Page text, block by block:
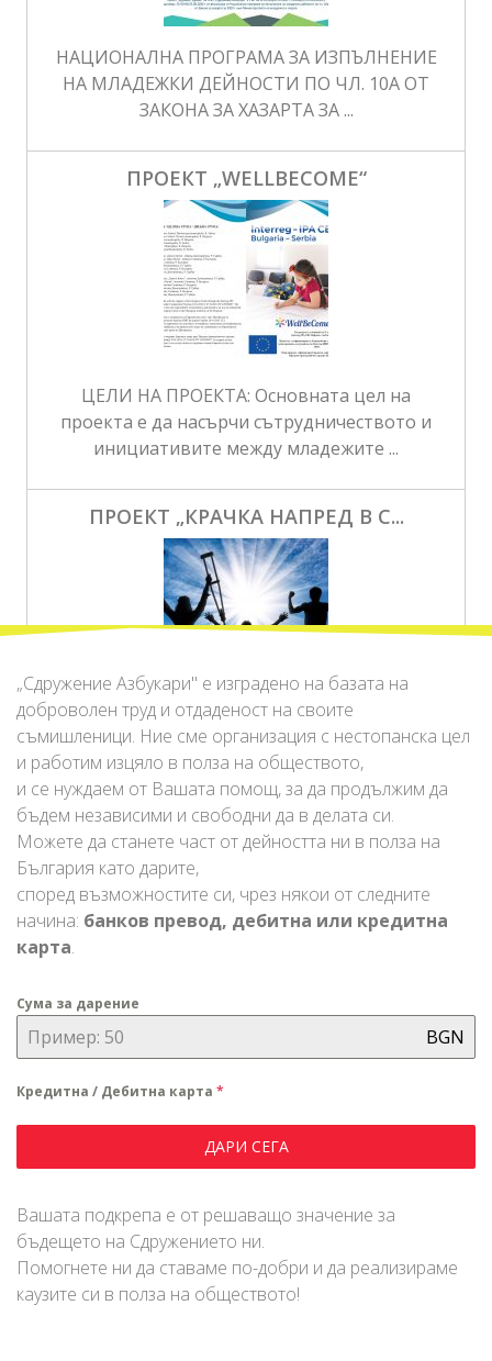
НАЦИОНАЛНА ПРОГРАМА ЗА ИЗПЪЛНЕНИЕ
НА МЛАДЕЖКИ ДЕЙНОСТИ ПО ЧЛ. 10А ОТ
ЗАКОНА ЗА ХАЗАРТА ЗА ...
ПРОЕКТ „WELLBECOME“
ЦЕЛИ НА ПРОЕКТА: Основната цел на
проекта е да насърчи сътрудничеството и
инициативите между младежите ...
ПРОЕКТ „КРАЧКА НАПРЕД В С...
Целта на програмата е да разшири
социалната и професионална интеграция на
хората от уязвимите групи ...
ДЕТСКА КАРТА НА ЕВРОПА
новия образователен проект на „Сдружение
Азбукари“, носещ името „ДЕТСКА ...
„Сдружение Азбукари" е изградено на базата на
доброволен труд и отдаденост на своите
съмишленици. Ние сме организация с нестопанска цел
и работим изцяло в полза на обществото,
и се нуждаем от Вашата помощ, за да продължим да
бъдем независими и свободни да в делата си.
Можете да станете част от дейността ни в полза на
България като дарите,
според възможностите си, чрез някои от следните
начина: банков превод, дебитна или кредитна
карта.
Сума за дарение
BGN
Кредитна / Дебитна карта *
ДАРИ СЕГА
Вашата подкрепа е от решаващо значение за
бъдещето на Сдружението ни.
Помогнете ни да ставаме по-добри и да реализираме
каузите си в полза на обществото!